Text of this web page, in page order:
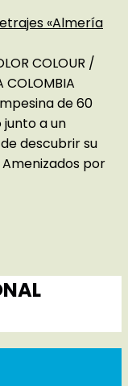
«Almería
COLOUR /
COLOMBIA
de 60
a un
descubrir su
por